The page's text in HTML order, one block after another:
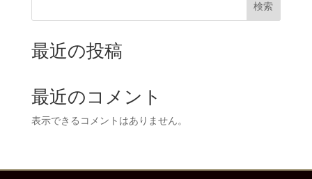
検索
最近の投稿
最近のコメント
表示できるコメントはありません。